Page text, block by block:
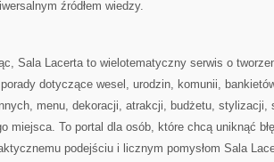
źródłem wiedzy.
Sala Lacerta to wielotematyczny serwis o
dotyczące wesel, urodzin, komunii,
menu, dekoracji, atrakcji, budżetu, stylizacji,
miejsca. To portal dla osób, które chcą uniknąć
podejściu i licznym pomysłom Sala